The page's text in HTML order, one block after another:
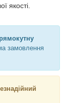
якості.
замовлення